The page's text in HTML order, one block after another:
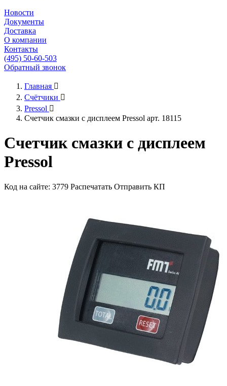
Новости
Документы
Доставка
О компании
Контакты
(495) 50-60-503
Обратный звонок
Главная 
Счётчики 
Pressol 
Счетчик смазки с дисплеем Pressol арт. 18115
Счетчик смазки с дисплеем
Pressol
Код на сайте: 3779 Распечатать Отправить КП